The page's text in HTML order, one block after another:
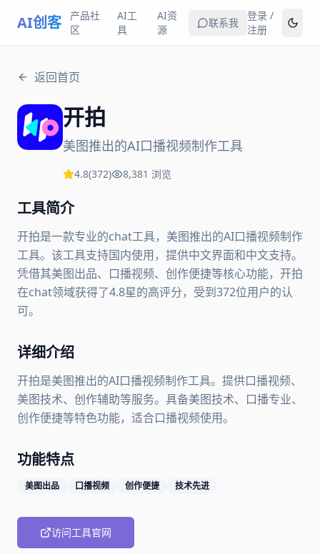
AI创客
产品社
区
AI工
具
AI资
源
联系我
登录 /
注册
返回首页
开拍
美图推出的AI口播视频制作工具
4.8(372) 8,381 浏览
工具简介
开拍是一款专业的chat工具，美图推出的AI口播视频制作
工具。该工具支持国内使用，提供中文界面和中文支持。
凭借其美图出品、口播视频、创作便捷等核心功能，开拍
在chat领域获得了4.8星的高评分，受到372位用户的认
可。
详细介绍
开拍是美图推出的AI口播视频制作工具。提供口播视频、
美图技术、创作辅助等服务。具备美图技术、口播专业、
创作便捷等特色功能，适合口播视频使用。
功能特点
美图出品 口播视频 创作便捷 技术先进
访问工具官网